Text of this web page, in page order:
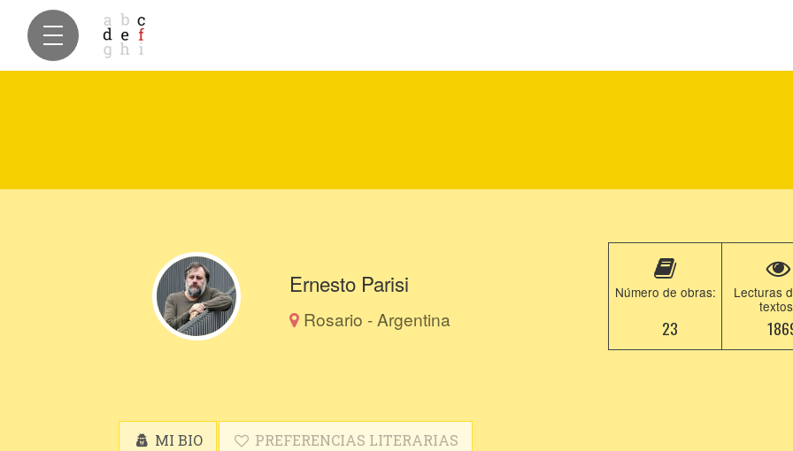
Ernesto Parisi
Rosario - Argentina
Número de obras:
23
Lecturas
MI BIO PREFERENCIAS LITERARIAS